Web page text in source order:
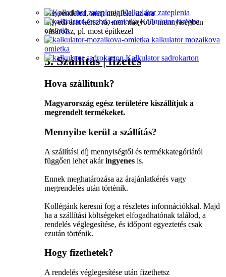
Kalkulator zateplenia
Kalkulator farebna
omietka
kalkulator mozaikova
omietka
Kalkulator sadrokarton
Megrendeled, mert megfelel az ára
Egyedi árat kérsz rá, mert nagyobb mennyiségben
vásárolsz, pl. most építkezel
3. Szállítás | fizetés
Hova szállítunk?
Magyarország egész területére kiszállítjuk a
megrendelt termékeket.
Mennyibe kerül a szállítás?
A szállítási díj mennyiségtől és termékkategóriától
függően lehet akáringyenes is.
Ennek meghatározása az árajánlatkérés vagy
megrendelés után történik.
Kollégánk keresni fog a részletes információkkal. Majd
ha a szállítási költségeket elfogadhatónak találod, a
rendelés véglegesítése, és időpont egyeztetés csak
ezután történik.
Hogy fizethetek?
A rendelés véglegesítése után fizethetsz